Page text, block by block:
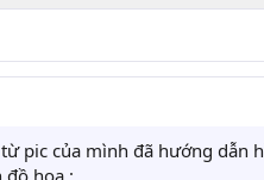
pic của mình đã hướng
họa :